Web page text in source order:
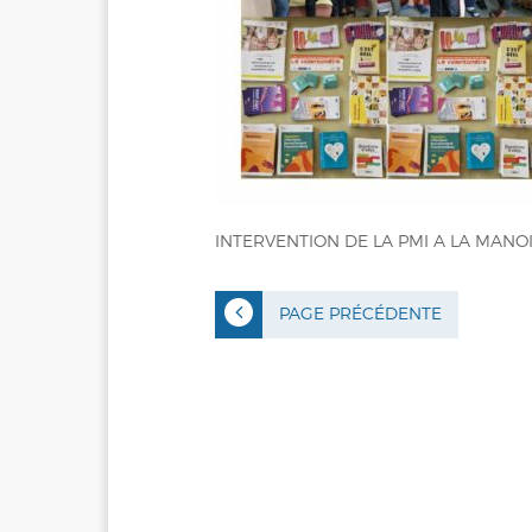
INTERVENTION DE LA PMI A LA
PAGE PRÉCÉDENTE